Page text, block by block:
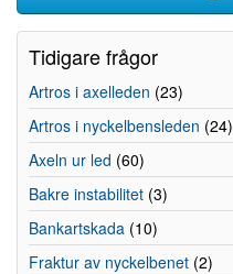
Tidigare frågor
Artros i axelleden (23)
Artros i nyckelbensleden (24)
Axeln ur led (60)
Bakre instabilitet (3)
Bankartskada (10)
Fraktur av nyckelbenet (2)